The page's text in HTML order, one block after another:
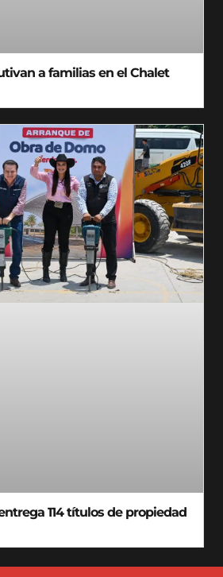
a familias en el Chalet
114 títulos de propiedad